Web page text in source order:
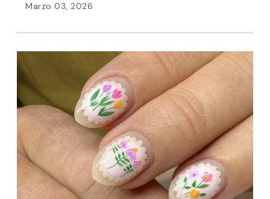
Marzo 03, 2026